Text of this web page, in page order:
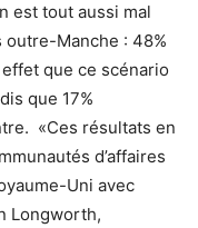
est tout aussi mal
Manche : 48%
que ce scénario
que 17%
«Ces résultats en
d’affaires
Uni avec
Longworth,